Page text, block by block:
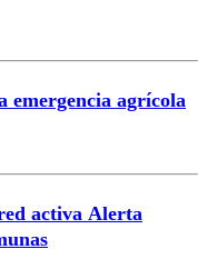
agrícola
activa Alerta